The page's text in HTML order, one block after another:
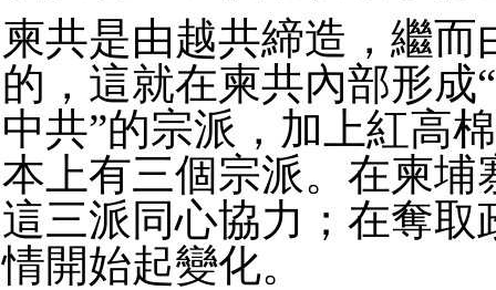
柬共是由越共締造，繼而
的，這就在柬共內部形成
中共”的宗派，加上紅高
本上有三個宗派。在柬埔
這三派同心協力；在奪取
情開始起變化。